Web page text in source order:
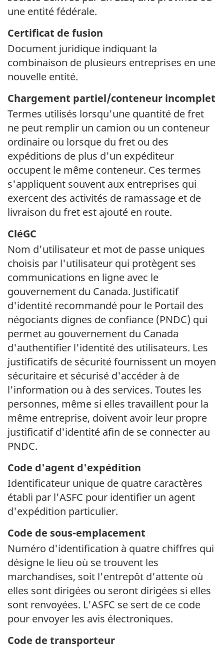
une entité fédérale.
Certificat de fusion
Document juridique indiquant la
combinaison de plusieurs entreprises en une
nouvelle entité.
Chargement partiel/conteneur incomplet
Termes utilisés lorsqu'une quantité de fret
ne peut remplir un camion ou un conteneur
ordinaire ou lorsque du fret ou des
expéditions de plus d'un expéditeur
occupent le même conteneur. Ces termes
s'appliquent souvent aux entreprises qui
exercent des activités de ramassage et de
livraison du fret est ajouté en route.
CléGC
Nom d'utilisateur et mot de passe uniques
choisis par l'utilisateur qui protègent ses
communications en ligne avec le
gouvernement du Canada. Justificatif
d'identité recommandé pour le Portail des
négociants dignes de confiance (PNDC) qui
permet au gouvernement du Canada
d'authentifier l'identité des utilisateurs. Les
justificatifs de sécurité fournissent un moyen
sécuritaire et sécurisé d'accéder à de
l'information ou à des services. Toutes les
personnes, même si elles travaillent pour la
même entreprise, doivent avoir leur propre
justificatif d'identité afin de se connecter au
PNDC.
Code d'agent d'expédition
Identificateur unique de quatre caractères
établi par l'ASFC pour identifier un agent
d'expédition particulier.
Code de sous-emplacement
Numéro d'identification à quatre chiffres qui
désigne le lieu où se trouvent les
marchandises, soit l'entrepôt d'attente où
elles sont dirigées ou seront dirigées si elles
sont renvoyées. L'ASFC se sert de ce code
pour envoyer les avis électroniques.
Code de transporteur